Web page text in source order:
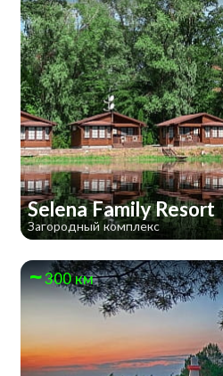
Selena Family Resort
Загородный комплекс
300 км